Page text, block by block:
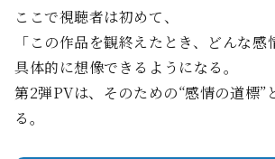
ここで視聴者は初めて、
「この作品を観終えたとき、どんな
具体的に想像できるようになる。
第2弾PVは、そのための“感情の道標”
る。